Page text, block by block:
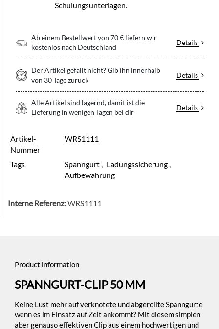
Schulungsunterlagen.
Ab einem Bestellwert von 70 € liefern wir
kostenlos nach Deutschland
Details
Der Artikel gefällt nicht? Gib ihn innerhalb
von 30 Tage zurück
Details
Alle Artikel sind lagernd, damit ist die
Lieferung in wenigen Tagen bei dir
Details
Artikel-
Nummer
WRS1111
Tags Spanngurt, Ladungssicherung,
Aufbewahrung
Interne Referenz:WRS1111
Product information
SPANNGURT-CLIP 50 MM
Keine Lust mehr auf verknotete und abgerollte Spanngurte
wenn es im Einsatz auf Zeit ankommt? Mit diesem simplen
aber genauso effektiven Clip aus einem hochwertigen und